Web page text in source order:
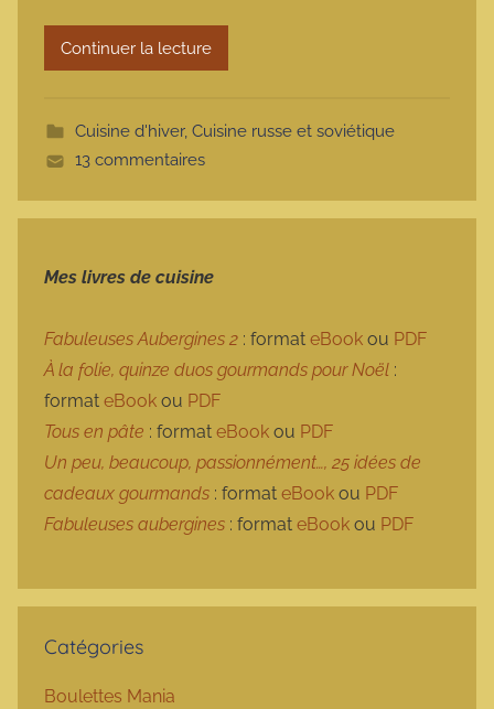
r
t
Continuer la lecture
Cuisine d'hiver, Cuisine russe et soviétique
13 commentaires
Mes livres de cuisine
Fabuleuses Aubergines 2 : format eBook ou PDF
À la folie, quinze duos gourmands pour Noël :
format eBook ou PDF
Tous en pâte : format eBook ou PDF
Un peu, beaucoup, passionnément…, 25 idées de
cadeaux gourmands : format eBook ou PDF
Fabuleuses aubergines : format eBook ou PDF
Catégories
Boulettes Mania